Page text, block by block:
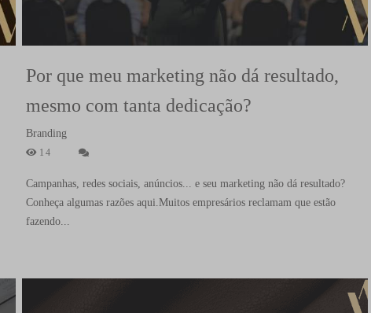
Por que meu marketing não dá resultado,
mesmo com tanta dedicação?
Branding
14
Campanhas, redes sociais, anúncios... e seu marketing não dá resultado?
Conheça algumas razões aqui.Muitos empresários reclamam que estão
fazendo...